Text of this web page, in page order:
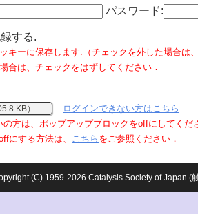
パスワード:
する.
キーに保存します.（チェックを外した場合は
合は、チェックをはずしてください．
KB）
ログインできない方はこちら
方は、ポップアップブロックをoffにしてくだ
にする方法は、 こちら をご参照ください．
(C) 1959-2026 Catalysis Society of Japan (